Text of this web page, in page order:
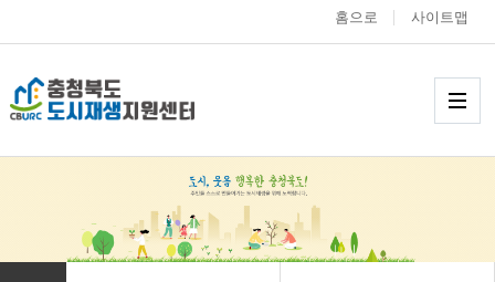
충청북도 도시재
홈으로 사이트맵
홈으로 이동